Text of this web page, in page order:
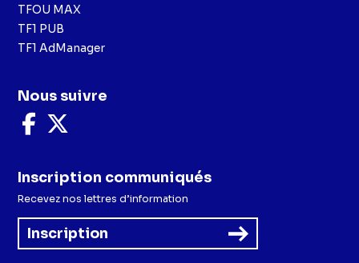
TFOU MAX
TF1 PUB
TF1 AdManager
Nous suivre
Nous
suivre
Facebook
X
Inscription communiqués
Recevez nos lettres d’information
Inscription